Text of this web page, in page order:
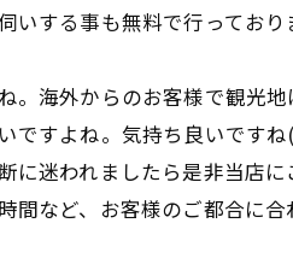
いする事も無料で行っており
。海外からのお客様で観光地
ですよね。気持ち良いですね
に迷われましたら是非当店に
間など、お客様のご都合に合